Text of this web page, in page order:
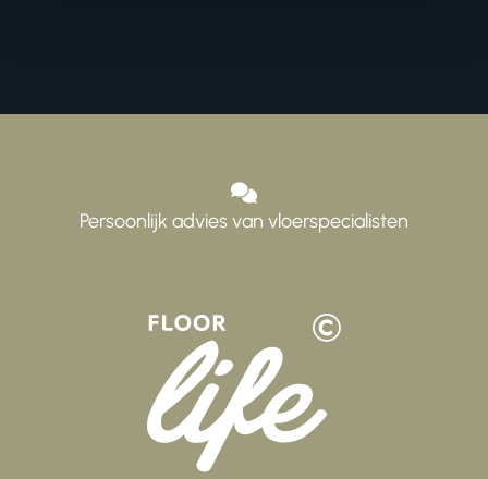
Persoonlijk advies van vloerspecialisten